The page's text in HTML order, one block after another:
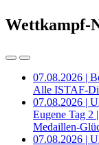
Wettkampf-
07.08.2026 |
Alle ISTAF-
07.08.2026 |
Eugene Tag 2
Medaillen-
07.08.2026 |